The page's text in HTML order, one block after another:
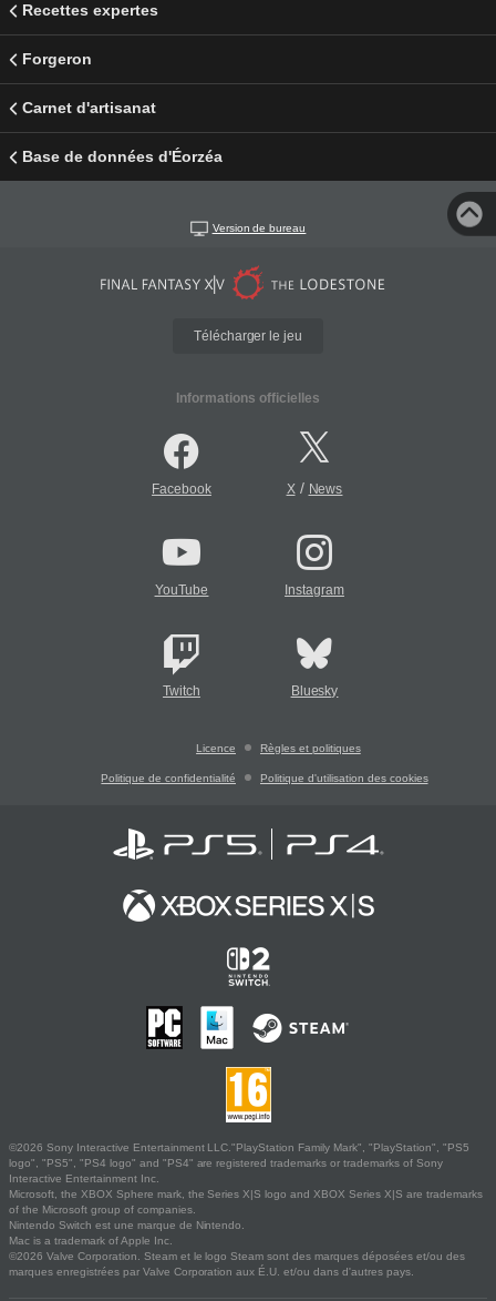
Recettes expertes
Forgeron
Carnet d'artisanat
Base de données d'Éorzéa
Version de bureau
Télécharger le jeu
Informations officielles
Facebook X/ News
YouTube Instagram
Twitch Bluesky
Licence Règles et politiques
Politique de confidentialité Politique d'utilisation des cookies
©2026 Sony Interactive Entertainment LLC."PlayStation Family Mark", "PlayStation", "PS5
logo", "PS5", "PS4 logo" and "PS4" are registered trademarks or trademarks of Sony
Interactive Entertainment Inc.
Microsoft, the XBOX Sphere mark, the Series X|S logo and XBOX Series X|S are trademarks
of the Microsoft group of companies.
Nintendo Switch est une marque de Nintendo.
Mac is a trademark of Apple Inc.
©2026 Valve Corporation. Steam et le logo Steam sont des marques déposées et/ou des
marques enregistrées par Valve Corporation aux É.U. et/ou dans d'autres pays.